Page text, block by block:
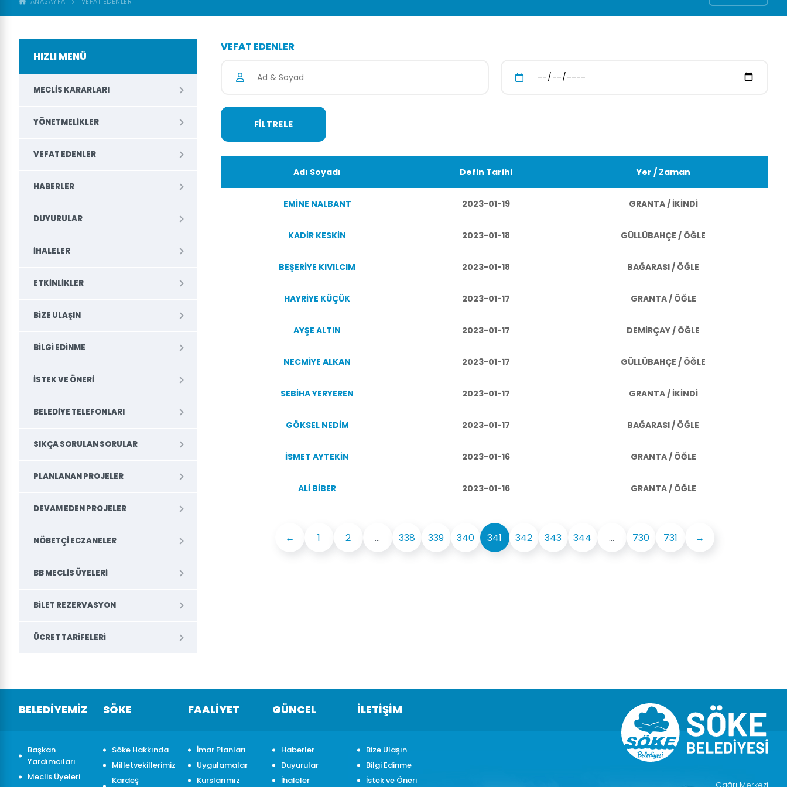
VEFAT EDENLER
Adı Soyadı Defin Tarihi Yer / Zaman
EMİNE NALBANT 2023-01-19 GRANTA / İKİNDİ
KADİR KESKİN 2023-01-18 GÜLLÜBAHÇE / ÖĞLE
BEŞERİYE KIVILCIM 2023-01-18 BAĞARASI / ÖĞLE
HAYRİYE KÜÇÜK 2023-01-17 GRANTA / ÖĞLE
AYŞE ALTIN 2023-01-17 DEMİRÇAY / ÖĞLE
NECMİYE ALKAN 2023-01-17 GÜLLÜBAHÇE / ÖĞLE
SEBİHA YERYEREN 2023-01-17 GRANTA / İKİNDİ
GÖKSEL NEDİM 2023-01-17 BAĞARASI / ÖĞLE
İSMET AYTEKİN 2023-01-16 GRANTA / ÖĞLE
ALİ BİBER 2023-01-16 GRANTA / ÖĞLE
← 1 2 ... 338 339 340 341 342 343 344 ... 730 731 →
HIZLI MENÜ
MECLIS KARARLARI
YÖNETMELIKLER
VEFAT EDENLER
HABERLER
DUYURULAR
İHALELER
ETKINLIKLER
BIZE ULAŞIN
BILGI EDINME
İSTEK VE ÖNERI
BELEDİYE TELEFONLARI
SIKÇA SORULAN SORULAR
PLANLANAN PROJELER
DEVAM EDEN PROJELER
NÖBETÇI ECZANELER
BB MECLIS ÜYELERI
BILET REZERVASYON
ÜCRET TARIFELERI
BELEDİYEMİZ
Başkan
Yardımcıları
Meclis Üyeleri
SÖKE
Söke Hakkında
Milletvekillerimiz
Kardeş
FAALİYET
İmar Planları
Uygulamalar
Kurslarımız
GÜNCEL
Haberler
Duyurular
İhaleler
İLETİŞİM
Bize Ulaşın
Bilgi Edinme
İstek ve Öneri